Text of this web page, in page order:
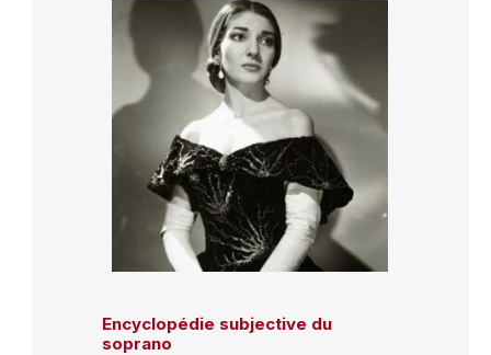
Encyclopédie subjective du
soprano